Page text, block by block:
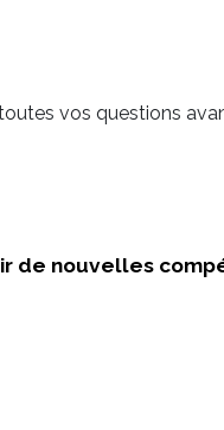
vos questions
de nouvelles